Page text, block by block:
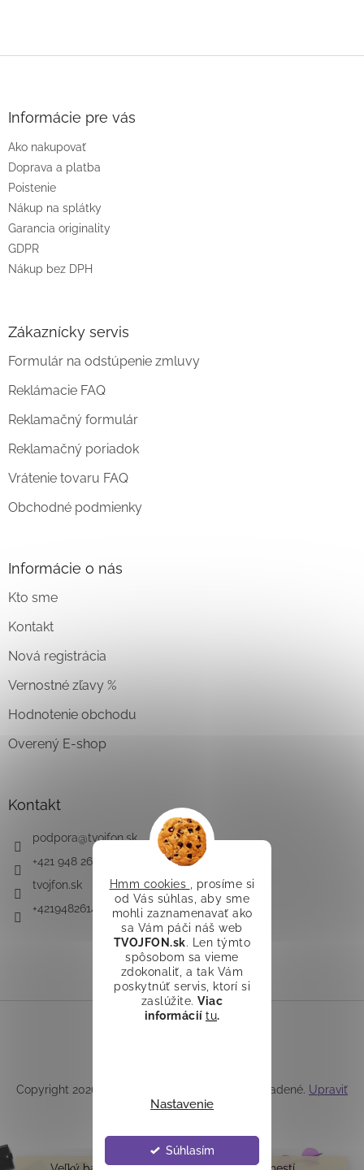
Hmm cookies
, prosíme si
od Vás súhlas, aby sme
mohli zaznamenavať ako
sa Vám páči náš web
TVOJFON.sk. Len týmto
spôsobom sa vieme
zdokonaliť, a tak Vám
poskytnúť servis, ktorí si
zaslúžite.Viac
informácií tu.
Nastavenie
Súhlasím
Informácie pre vás
Ako nakupovať
Doprava a platba
Poistenie
Nákup na splátky
Garancia originality
GDPR
Nákup bez DPH
Zákaznícky servis
Formulár na odstúpenie zmluvy
Reklámacie FAQ
Reklamačný formulár
Reklamačný poriadok
Vrátenie tovaru FAQ
Obchodné podmienky
Informácie o nás
Kto sme
Kontakt
Nová registrácia
Vernostné zľavy %
Hodnotenie obchodu
Overený E-shop
Kontakt
podpora@tvojfon.sk
+421 948 261 491
tvojfon.sk
+421948261491
Copyright 2026 . Všetky práva vyhradené. Upraviť
nastavenie cookies